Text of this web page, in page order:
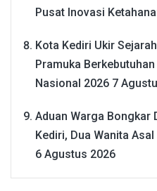
Pusat Inovasi
Kota Kediri Ukir
Pramuka
Nasional 2026 7
Aduan Warga Bongkar
Kediri, Dua Wanita
6 Agustus 2026